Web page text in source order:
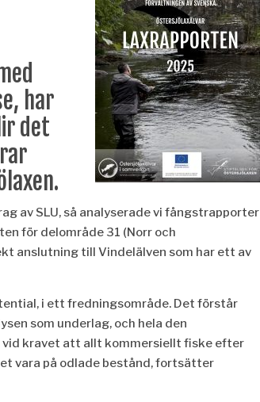
har
det
av SLU, så analyserade vi fångstrapporter
för delområde 31 (Norr och
anslutning till Vindelälven som har ett av
i ett fredningsområde. Det förstår
som underlag, och hela den
vid kravet att allt kommersiellt fiske efter
vara på odlade bestånd, fortsätter